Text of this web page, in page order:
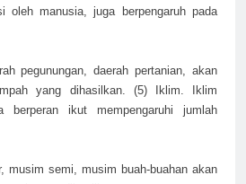
oleh manusia, juga berpengaruh pada
pegunungan, daerah pertanian, akan
yang dihasilkan. (5) Iklim. Iklim
ikut mempengaruhi jumlah
musim semi, musim buah-buahan akan